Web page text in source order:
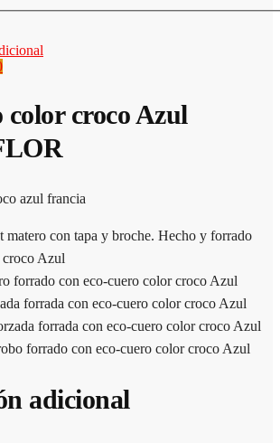
color croco Azul
matero con tapa y broche. Hecho y forrado
croco Azul
forrado con eco-cuero color croco Azul
forrada con eco-cuero color croco Azul
forrada con eco-cuero color croco Azul
forrado con eco-cuero color croco Azul
adicional